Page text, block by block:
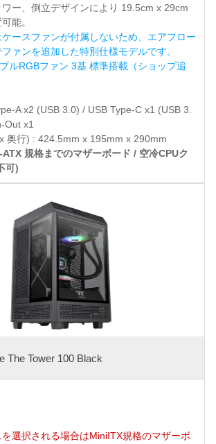
ー、倒立デザインにより 19.5cm x 29cm
能。
ケースファンが付属しないため、エアフロー
ァンを追加した特別仕様モデルです。
ルRGBファン 3基 標準搭載（ショップ追
A x2 (USB 3.0) / USB Type-C x1 (USB 3.
Out x1
奥行) : 424.5mm x 195mm x 290mm
規格までのマザーボード / 空冷CPUク
可)
The Tower 100 Black
選択される場合はMiniITX規格のマザーボ